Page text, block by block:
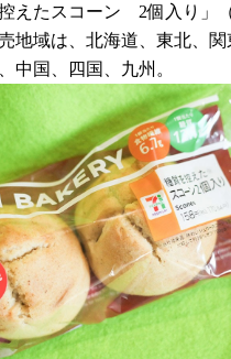
えたスコーン 2個入り」（
地域は、北海道、東北、関
中国、四国、九州。